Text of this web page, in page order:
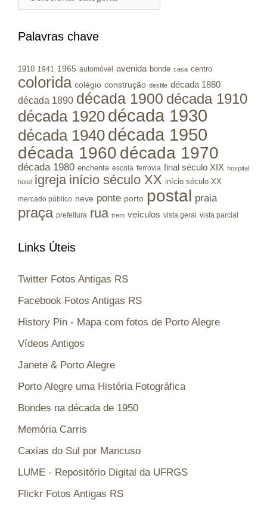
Municípios
Palavras chave
1910 1941 1965 automóvel avenida bonde casa centro
colorida colégio construção desfile década 1880
década 1890 década 1900 década 1910
década 1920 década 1930
década 1940 década 1950
década 1960 década 1970
década 1980 enchente escola ferrovia final século XIX hospital
hotel igreja início século XX início século XX
mercado público neve ponte porto postal praia
praça prefeitura rua trem veículos vista geral vista parcial
Links Úteis
Twitter Fotos Antigas RS
Facebook Fotos Antigas RS
History Pin - Mapa com fotos de Porto Alegre
Vídeos Antigos
Janete & Porto Alegre
Porto Alegre uma História Fotográfica
Bondes na década de 1950
Memória Carris
Caxias do Sul por Mancuso
LUME - Repositório Digital da UFRGS
Flickr Fotos Antigas RS